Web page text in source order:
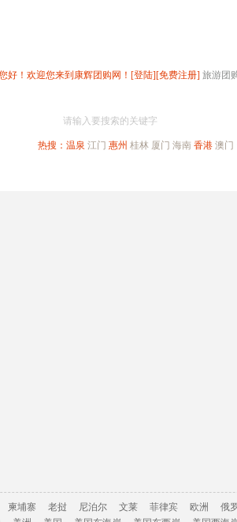
好！欢迎您来到康辉团购网！ [登陆][免费注册] 旅游团
请输入要搜索的关键字
热搜： 温泉 江门 惠州 桂林 厦门 海南 香港 澳门
柬埔寨 老挝 尼泊尔 文莱 菲律宾 欧洲 俄